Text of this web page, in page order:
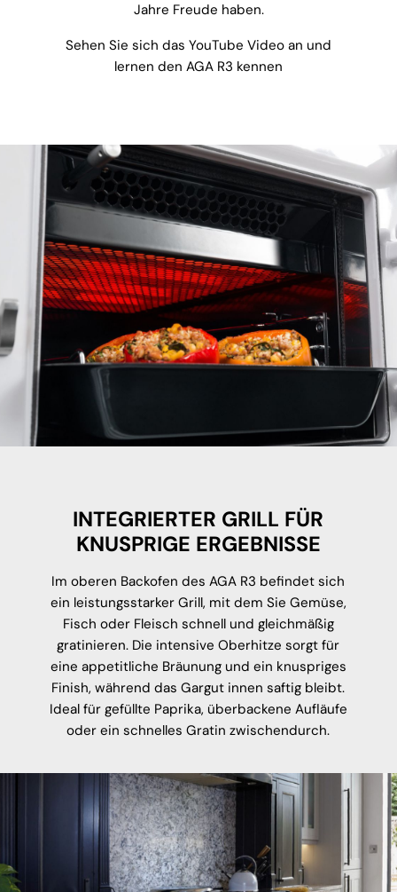
Jahre Freude haben.
Sehen Sie sich das YouTube Video an und
lernen den AGA R3 kennen
INTEGRIERTER GRILL FÜR
KNUSPRIGE ERGEBNISSE
Im oberen Backofen des AGA R3 befindet sich
ein leistungsstarker Grill, mit dem Sie Gemüse,
Fisch oder Fleisch schnell und gleichmäßig
gratinieren. Die intensive Oberhitze sorgt für
eine appetitliche Bräunung und ein knuspriges
Finish, während das Gargut innen saftig bleibt.
Ideal für gefüllte Paprika, überbackene Aufläufe
oder ein schnelles Gratin zwischendurch.